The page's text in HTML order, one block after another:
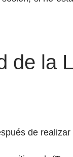
de la
de